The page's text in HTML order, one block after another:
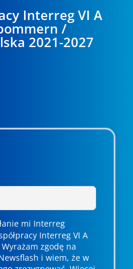
Interreg VI A
/
2021-2027
mi Interreg
Interreg VI A
zgodę na
i wiem, że w